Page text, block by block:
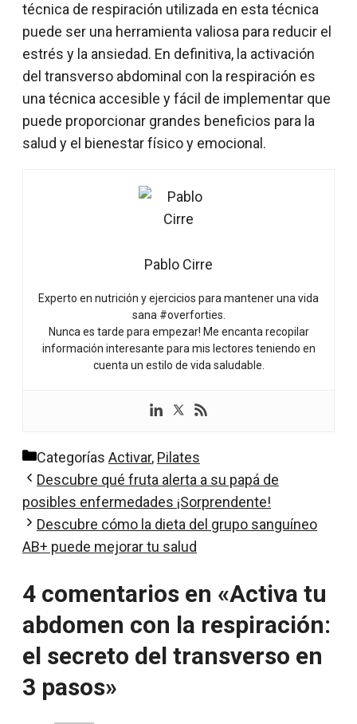
técnica de respiración utilizada en esta técnica
puede ser una herramienta valiosa para reducir el
estrés y la ansiedad. En definitiva, la activación
del transverso abdominal con la respiración es
una técnica accesible y fácil de implementar que
puede proporcionar grandes beneficios para la
salud y el bienestar físico y emocional.
Pablo Cirre
Experto en nutrición y ejercicios para mantener una vida
sana #overforties.
Nunca es tarde para empezar! Me encanta recopilar
información interesante para mis lectores teniendo en
cuenta un estilo de vida saludable.
Categorías Activar, Pilates
Descubre qué fruta alerta a su papá de
posibles enfermedades ¡Sorprendente!
Descubre cómo la dieta del grupo sanguíneo
AB+ puede mejorar tu salud
4 comentarios en «Activa tu
abdomen con la respiración:
el secreto del transverso en
3 pasos»